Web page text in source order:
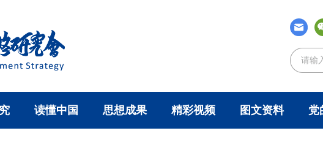
读懂中国 思想成果 精彩视频 图文资料 党